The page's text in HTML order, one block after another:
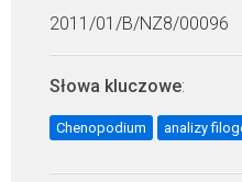
2011/01/B/NZ8/00096
Słowa kluczowe:
Chenopodium analizy